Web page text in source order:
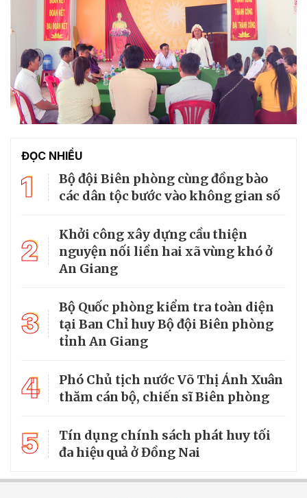
ĐỌC NHIỀU
1
Bộ đội Biên phòng cùng đồng bào
các dân tộc bước vào không gian số
2
Khởi công xây dựng cầu thiện
nguyện nối liền hai xã vùng khó ở
An Giang
3
Bộ Quốc phòng kiểm tra toàn diện
tại Ban Chỉ huy Bộ đội Biên phòng
tỉnh An Giang
4
Phó Chủ tịch nước Võ Thị Ánh Xuân
thăm cán bộ, chiến sĩ Biên phòng
5
Tín dụng chính sách phát huy tối
đa hiệu quả ở Đồng Nai